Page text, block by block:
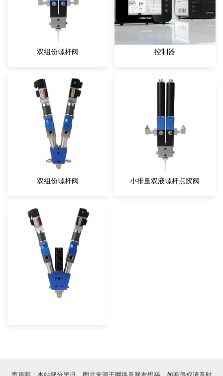
双组份螺杆阀 控制器
双组份螺杆阀 小排量双液螺杆点胶阀